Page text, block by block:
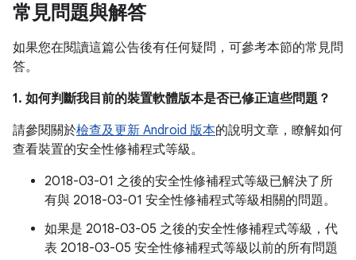
常見問題與解答
如果您在閱讀這篇公告後有任何疑問，可參考本節的常見問
答。
1. 如何判斷我目前的裝置軟體版本是否已修正這些問題？
請參閱關於檢查及更新 Android 版本的說明文章，瞭解如何
查看裝置的安全性修補程式等級。
2018-03-01 之後的安全性修補程式等級已解決了所
有與 2018-03-01 安全性修補程式等級相關的問題。
如果是 2018-03-05 之後的安全性修補程式等級，代
表 2018-03-05 安全性修補程式等級以前的所有問題